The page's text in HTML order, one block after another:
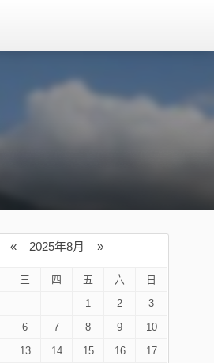
« 2025年8月 »
三 四 五 六
日
1
2
3
6 7 8 9
10
13 14 15 16
17